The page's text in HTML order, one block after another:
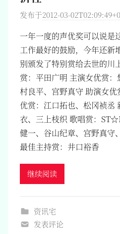
发布于2012-03-
一年一度的声优奖可以说是
工作最好的鼓励，今年还新
别颁发了特别赏给去世的川
赏：平田广明 主演女优赏
村良平、宫野真守 助演女
优赏：江口拓也、松冈祯丞
衣、三上枝织 歌唱赏：
健一、谷山纪章、宫野真守
最佳主持赏：井口裕香
继续阅读
资讯宅
发表评论